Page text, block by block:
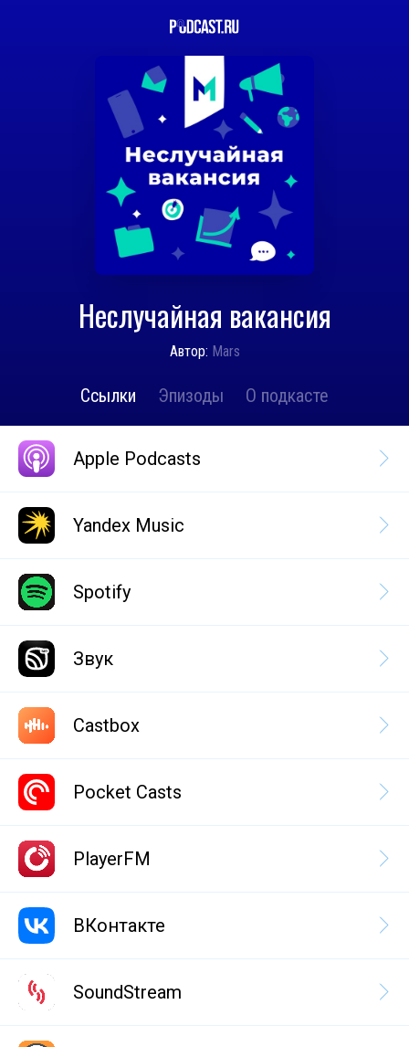
Неслучайная вакансия
Автор: Mars
Ссылки Эпизоды О подкасте
Apple Podcasts
Yandex Music
Spotify
Звук
Castbox
Pocket Casts
PlayerFM
ВКонтакте
SoundStream